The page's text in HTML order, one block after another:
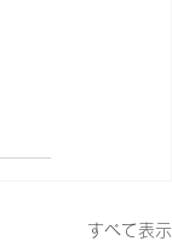
すべて表示